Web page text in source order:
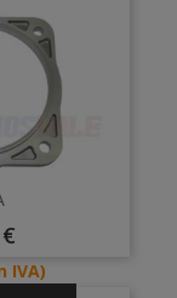
IVA)